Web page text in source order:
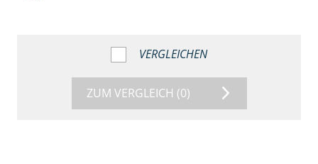
VERGLEICHEN
ZUM VERGLEICH (0)